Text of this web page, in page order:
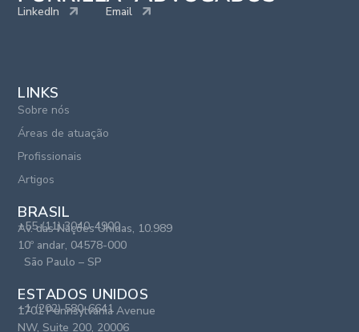
LINKS
Sobre nós
Áreas de atuação
Profissionais
Artigos
BRASIL
+55 (11) 3040-4900
Av. das Nações Unidas, 10.989
10º andar, 04578-000
São Paulo – SP
ESTADOS UNIDOS
+1 (202) 580-6641
1701 Pennsylvania Avenue
NW, Suite 200, 20006
LinkedIn Email